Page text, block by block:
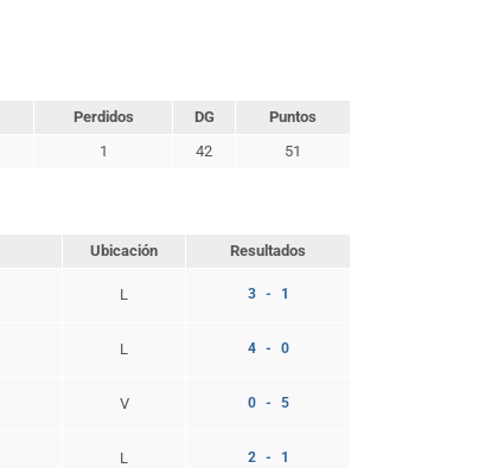
Perdidos DG
Puntos
1 42 51
Ubicación Resultados
L 3 - 1
L 4 - 0
V 0 - 5
L 2 - 1